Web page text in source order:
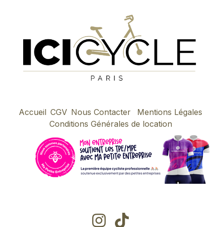
Accueil CGV Nous Contacter
Mentions Légales
Conditions Générales de location